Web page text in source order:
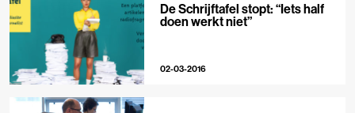
De Schrijftafel stopt: “Iets half
doen werkt niet”
02-03-2016